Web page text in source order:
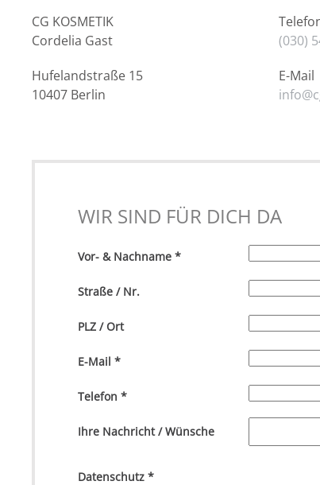
CG KOSMETIK
Cordelia Gast
Hufelandstraße 15
10407 Berlin
(030)
E-Mail
WIR SIND FÜR DICH DA
Vor- & Nachname *
Straße / Nr.
PLZ / Ort
E-Mail *
Telefon *
Ihre Nachricht / Wünsche
Datenschutz *